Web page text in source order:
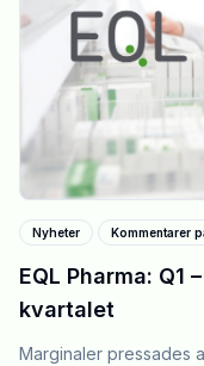
Nyheter Kommentarer
EQL Pharma: Q1
kvartalet
Marginaler pressades